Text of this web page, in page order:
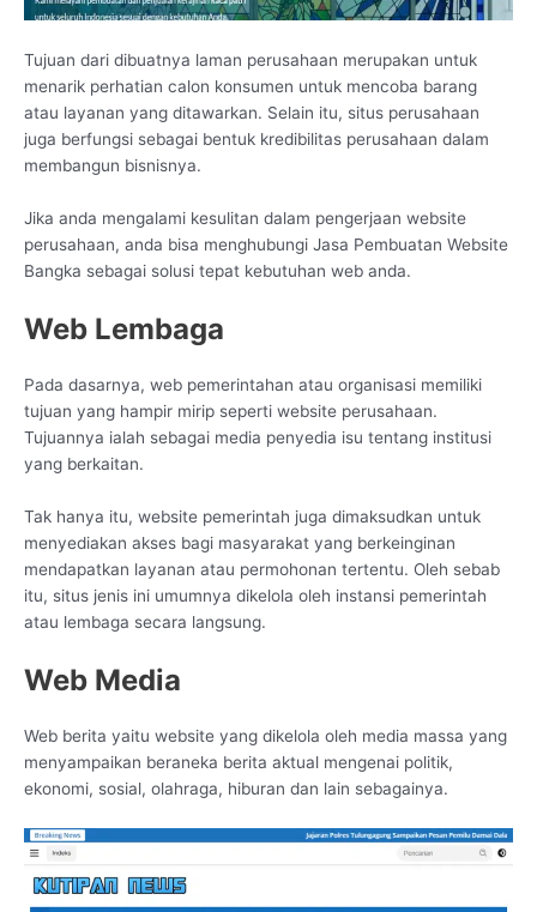
Tujuan dari dibuatnya laman perusahaan merupakan untuk
menarik perhatian calon konsumen untuk mencoba barang
atau layanan yang ditawarkan. Selain itu, situs perusahaan
juga berfungsi sebagai bentuk kredibilitas perusahaan dalam
membangun bisnisnya.
Jika anda mengalami kesulitan dalam pengerjaan website
perusahaan, anda bisa menghubungi Jasa Pembuatan Website
Bangka sebagai solusi tepat kebutuhan web anda.
Web Lembaga
Pada dasarnya, web pemerintahan atau organisasi memiliki
tujuan yang hampir mirip seperti website perusahaan.
Tujuannya ialah sebagai media penyedia isu tentang institusi
yang berkaitan.
Tak hanya itu, website pemerintah juga dimaksudkan untuk
menyediakan akses bagi masyarakat yang berkeinginan
mendapatkan layanan atau permohonan tertentu. Oleh sebab
itu, situs jenis ini umumnya dikelola oleh instansi pemerintah
atau lembaga secara langsung.
Web Media
Web berita yaitu website yang dikelola oleh media massa yang
menyampaikan beraneka berita aktual mengenai politik,
ekonomi, sosial, olahraga, hiburan dan lain sebagainya.